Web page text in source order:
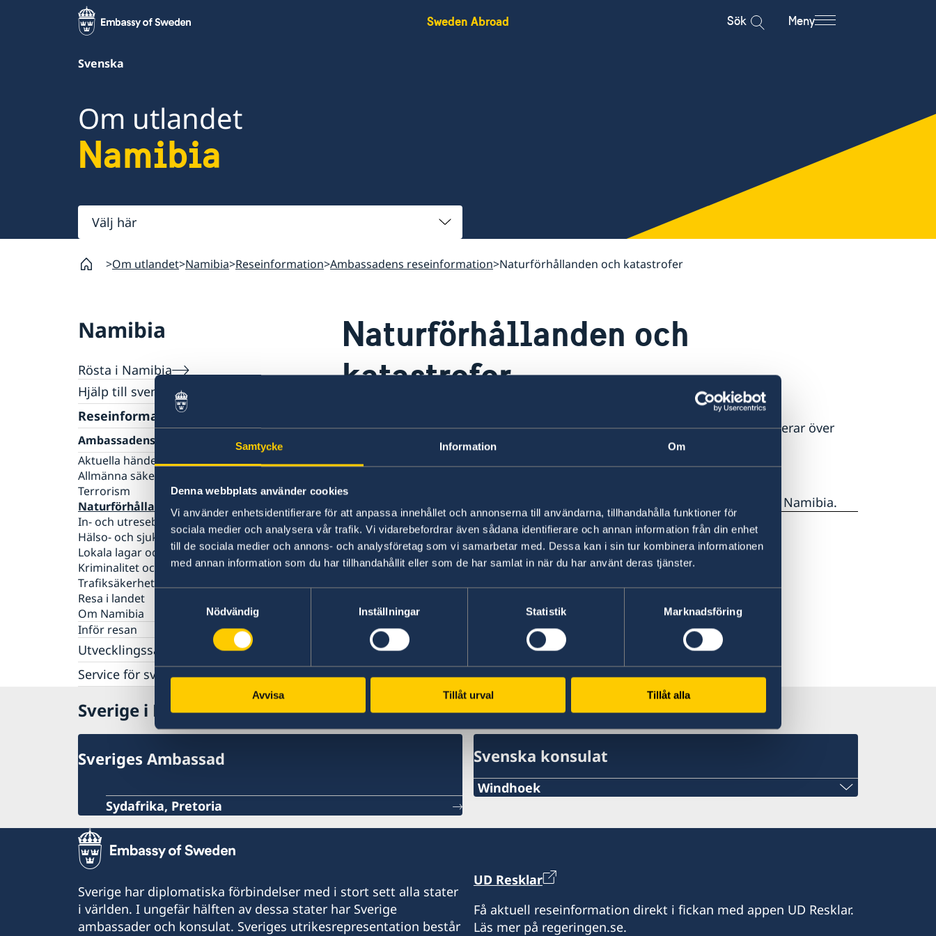
Samtycke Information Om
Denna webbplats använder cookies
Vi använder enhetsidentifierare för att anpassa innehållet och annonserna till användarna, tillhandahålla funktioner för
sociala medier och analysera vår trafik. Vi vidarebefordrar även sådana identifierare och annan information från din enhet
till de sociala medier och annons- och analysföretag som vi samarbetar med. Dessa kan i sin tur kombinera informationen
med annan information som du har tillhandahållit eller som de har samlat in när du har använt deras tjänster.
Nödvändig
Inställningar Statistik Marknadsföring
Avvisa Tillåt urval Tillåt alla
Sweden Abroad Sök Meny
Svenska
Om utlandet
Namibia
Välj
här
Om utlandet Namibia Reseinformation Ambassadens reseinformation Naturförhållanden och katastrofer
Namibia
Rösta i Namibia
Hjälp till svenskar i Namibia
Rösta i Namibia
Pass utomlands
Hjälp kring medborgarskap
Akut hjälp
Reseinformation
Ambassadens reseinformation
Aktuella händelser
Allmänna säkerhetsläget
Terrorism
Naturförhållanden och katastrofer
In- och utresebestämmelser
Hälso- och sjukvård
Lokala lagar och sedvänjor
Kriminalitet och personlig säkerhet
Trafiksäkerhet
Resa i landet
Om Namibia
Inför resan
Utvecklingssamarbete
Programöversikt Namibia
Openaid
Service för svenska företag
Naturförhållanden och
katastrofer
Regnperioden är mellan oktober till april. Om du under denna period passerar över
flodbankar och/eller kör på grusväg bör du vara extra försiktig pga av
översvämningsrisken.
Sporadiska översvämningar kan ske främst i norra och nordöstra delen av Namibia.
Senast uppdaterad 04 aug. 2026, 14.23
Sverige i Namibia
Sveriges Ambassad
Sydafrika, Pretoria
Svenska konsulat
Windhoek
Drakensbergstreet 17
Sverige har diplomatiska förbindelser med i stort sett alla stater
i världen. I ungefär hälften av dessa stater har Sverige
ambassader och konsulat. Sveriges utrikesrepresentation består
UD Resklar
Få aktuell reseinformation direkt i fickan med appen UD Resklar.
Läs mer på regeringen.se.